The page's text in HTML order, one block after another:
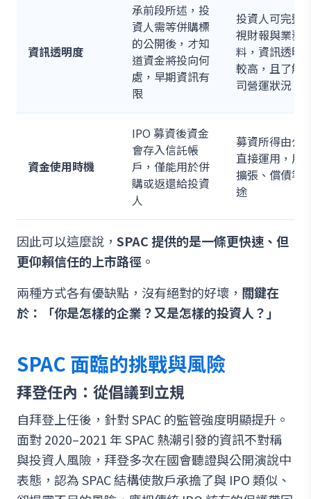
資訊透明度
承前段所述，投
資人需等併購標
的公開後，才知
道資金將投向何
處，早期資訊有
限
投資人可完整
視財報與業務
料，資訊透明
較高，且了解
司營運狀況
資金使用時機
IPO 募資後資金
會存入信託帳
戶，僅能用於併
購或返還給投資
人
募資所得由公
直接運用，用
擴張、償債等
途
因此可以這麼說， SPAC 提供的是一條更快速、但
更仰賴信任的上市路徑 。
兩種方式各有優缺點，沒有絕對的好壞， 關鍵在
於：「你是怎樣的企業？又是怎樣的投資人？」
SPAC 面臨的挑戰與風險
拜登任內：從倡議到立規
自拜登上任後，針對 SPAC 的監管強度明顯提升。
面對 2020–2021 年 SPAC 熱潮引發的資訊不對稱
與投資人風險，拜登多次在國會聽證與公開演說中
表態，認為 SPAC 結構使散戶承擔了與 IPO 類似、